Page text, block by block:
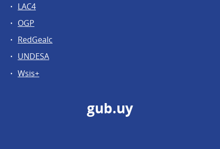
LAC4
OGP
RedGealc
UNDESA
Wsis+
gub.uy